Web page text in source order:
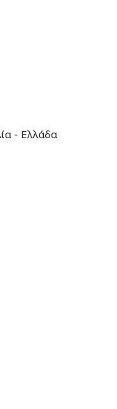
- Ελλάδα